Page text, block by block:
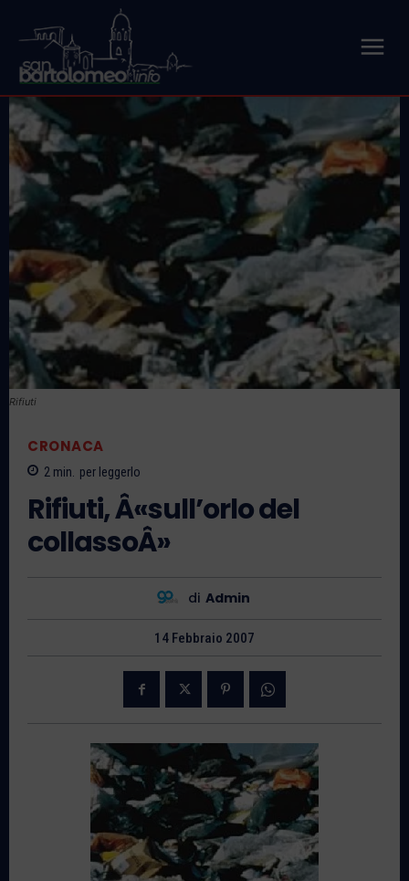
Rifiuti
CRONACA
2 min. per leggerlo
Rifiuti, Â«sull’orlo del
collassoÂ»
di Admin
14 Febbraio 2007